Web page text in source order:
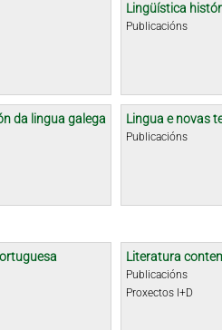
Lingüística
Publicacións
da lingua galega Lingua e novas
Publicacións
Literatura
Publicacións
Proxectos I+D